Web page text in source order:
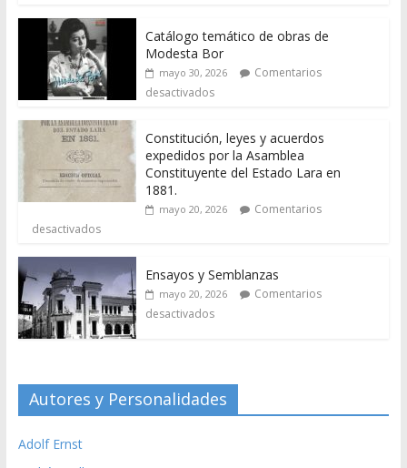
Catálogo temático de obras de
Modesta Bor
mayo 30, 2026
Comentarios
desactivados
Constitución, leyes y acuerdos
expedidos por la Asamblea
Constituyente del Estado Lara en
1881.
mayo 20, 2026
Comentarios
desactivados
Ensayos y Semblanzas
mayo 20, 2026
Comentarios
desactivados
Autores y Personalidades
Adolf Ernst